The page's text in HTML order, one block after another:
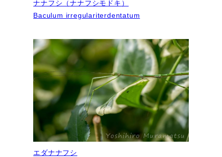
ナナフシ（ナナフシモドキ）
Baculum irregulariterdentatum
エダナナフシ